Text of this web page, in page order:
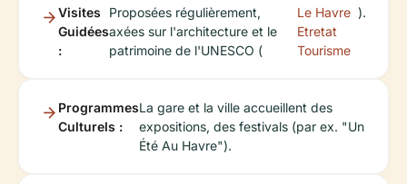
Visites
Guidées
:
Proposées régulièrement,
axées sur l'architecture et le
patrimoine de l'UNESCO (
Le Havre
Etretat
Tourisme
).
Programmes
Culturels :
La gare et la ville accueillent des
expositions, des festivals (par ex. "Un
Été Au Havre").